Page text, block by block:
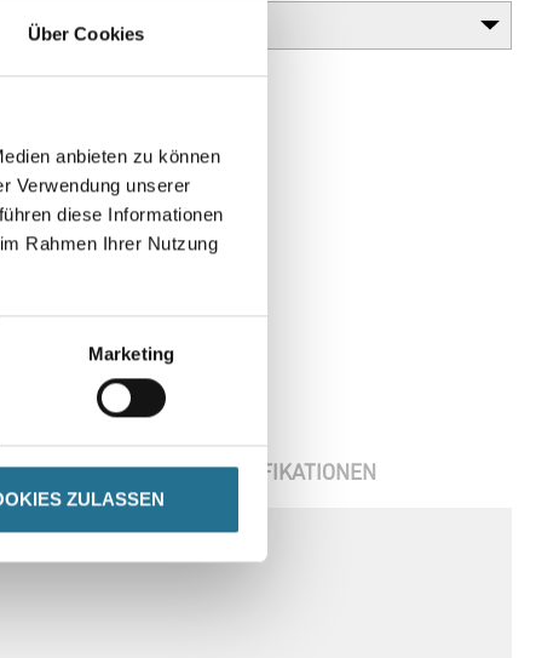
Über Cookies
anbieten zu können
Verwendung unserer
diese Informationen
Rahmen Ihrer Nutzung
Marketing
ZULASSEN
SPEZIFIKATIONEN